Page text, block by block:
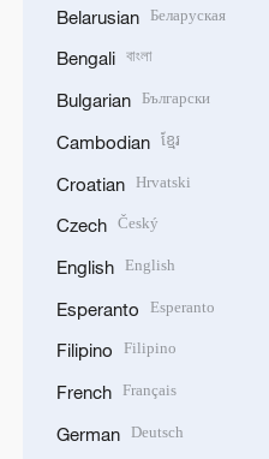
Belarusian Беларуская
Bengali বাংলা
Bulgarian Български
Cambodian ខ្មែរ
Croatian Hrvatski
Czech Český
English English
Esperanto Esperanto
Filipino Filipino
French Français
German Deutsch